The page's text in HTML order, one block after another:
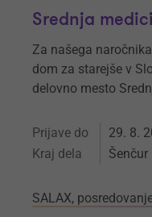
Srednja
Za našega
dom za starejše v
delovno mesto
Prijave do 29. 8.
Kraj dela Šenčur
SALAX,